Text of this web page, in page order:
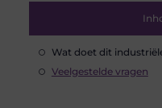
Wat doet dit
Veelgestelde vragen